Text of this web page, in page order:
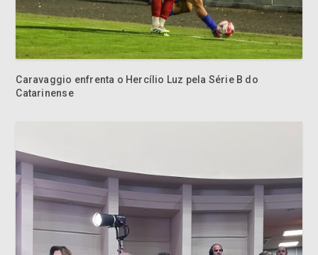
Caravaggio enfrenta o Hercílio Luz pela Série B do
Catarinense